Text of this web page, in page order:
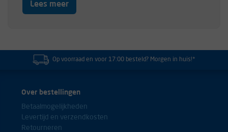
Lees meer
Op voorraad en voor 17:00 besteld? Morgen in huis!*
Over bestellingen
Betaalmogelijkheden
Levertijd en verzendkosten
Retourneren